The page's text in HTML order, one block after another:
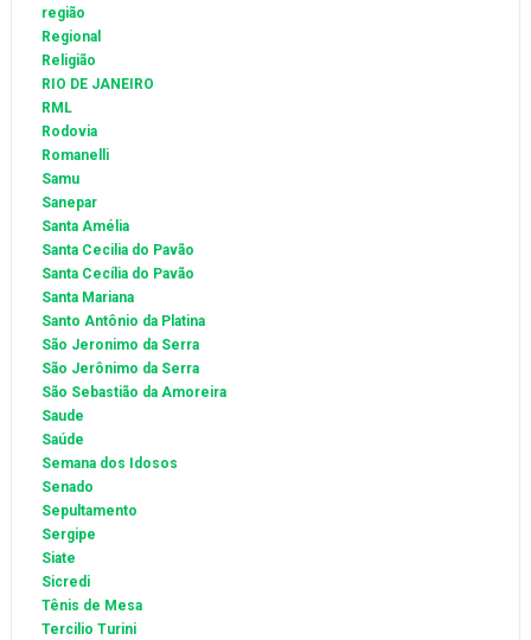
região
Regional
Religião
RIO DE JANEIRO
RML
Rodovia
Romanelli
Samu
Sanepar
Santa Amélia
Santa Cecilia do Pavão
Santa Cecília do Pavão
Santa Mariana
Santo Antônio da Platina
São Jeronimo da Serra
São Jerônimo da Serra
São Sebastião da Amoreira
Saude
Saúde
Semana dos Idosos
Senado
Sepultamento
Sergipe
Siate
Sicredi
Tênis de Mesa
Tercilio Turini